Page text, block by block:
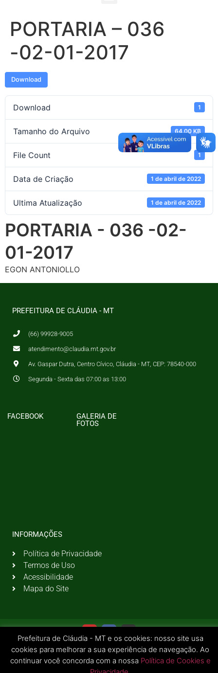
PORTARIA – 036
-02-01-2017
Download
Download 1
Tamanho do Arquivo 64.00 KB
File Count 1
Data de Criação 1 de abril de 2022
Ultima Atualização 1 de abril de 2022
PORTARIA - 036 -02-
01-2017
EGON ANTONIOLLO
PREFEITURA DE CLÁUDIA - MT
(66) 99928-9005
atendimento@claudia.mt.gov.br
Av. Gaspar Dutra, Centro Cívico, Cláudia - MT, CEP: 78540-000
Segunda - Sexta das 07:00 as 13:00
FACEBOOK
GALERIA DE
FOTOS
INFORMAÇÕES
Política de Privacidade
Termos de Uso
Acessibilidade
Mapa do Site
Prefeitura de Cláudia - MT e os cookies: nosso site usa
cookies para melhorar a sua experiência de navegação. Ao
continuar você concorda com a nossa Política de Cookies e